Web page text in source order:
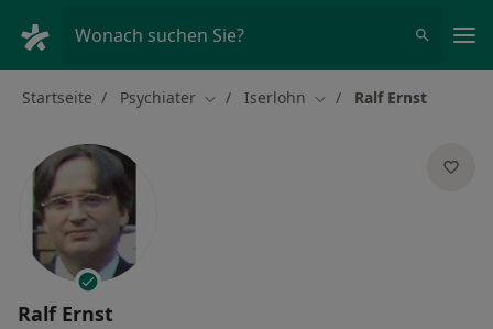
Wonach suchen Sie?
Startseite Psychiater Stadt ändern
Iserlohn Stadt ändern
Ralf Ernst
Ralf Ernst